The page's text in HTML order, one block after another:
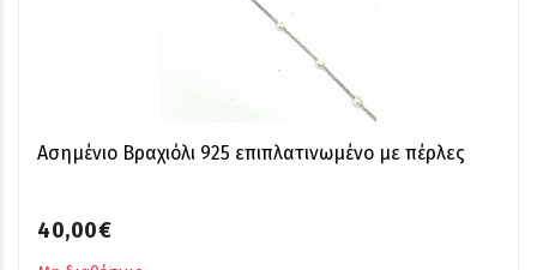
Ασημένιο Βραχιόλι 925 επιπλατινωμένο με πέρλες
40,00€